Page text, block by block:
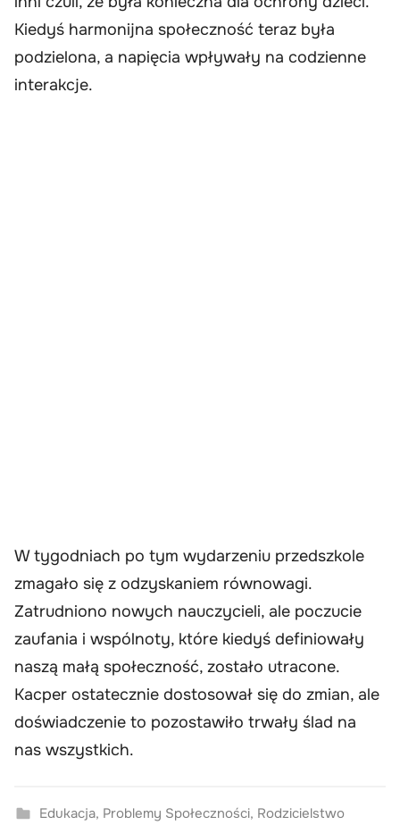
Kiedyś harmonijna społeczność teraz była
podzielona, a napięcia wpływały na codzienne
interakcje.
W tygodniach po tym wydarzeniu przedszkole
zmagało się z odzyskaniem równowagi.
Zatrudniono nowych nauczycieli, ale poczucie
zaufania i wspólnoty, które kiedyś definiowały
naszą małą społeczność, zostało utracone.
Kacper ostatecznie dostosował się do zmian, ale
doświadczenie to pozostawiło trwały ślad na
nas wszystkich.
Edukacja, Problemy Społeczności, Rodzicielstwo